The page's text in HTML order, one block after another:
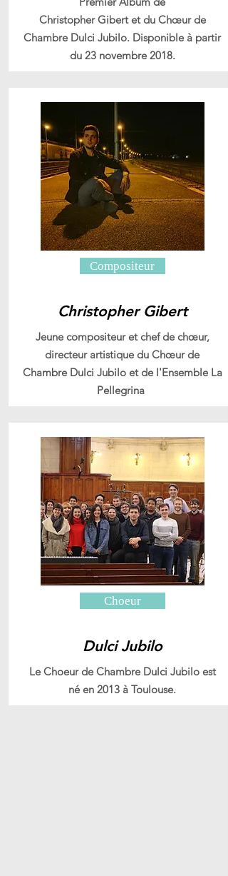
Christopher Gibert et du Chœur de
Chambre Dulci Jubilo. Disponible à partir
du 23 novembre 2018.
Compositeur
Christopher Gibert
Jeune compositeur et chef de chœur,
directeur artistique du Chœur de
Chambre Dulci Jubilo et de l'Ensemble La
Pellegrina
Choeur
Dulci Jubilo
Le Choeur de Chambre Dulci Jubilo est
né en 2013 à Toulouse.